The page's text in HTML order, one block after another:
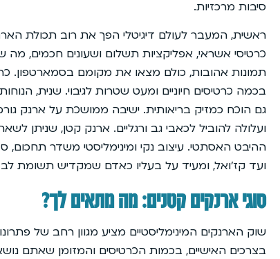
סיבות מרכזיות.
ראשית, המעבר לעולם דיגיטלי הפך את רוב תכולת
כרטיסי אשראי, אפליקציות תשלום ושעונים חכמים, מה
תמונות אהובות, כולם מצאו את מקומם
בכמה כרטיסים חיוניים ומעט שטרות לגיבוי. שנית,
גם הוכח כמזיק בריאותית. ישיבה ממושכת על ארנק
ועלולה להוביל לכאבי גב ורגליים. ארנק קטן, שניתן
ההיבט האסתטי. עיצוב נקי ומינימליסטי משדר תחכום,
ועד קז’ואל, ומעיד על בעליו כאדם שמקדיש תשומת
סוגי ארנקים קטנים: מה מתאים לך?
שוק הארנקים המינימליסטיים מציע מגוון רחב של
בצרכים האישיים, בכמות הכרטיסים והמזומן שאתם